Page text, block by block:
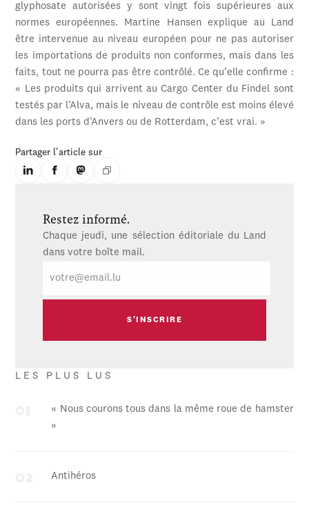
glyphosate autorisées y sont vingt fois supérieures aux
normes européennes. Martine Hansen explique au Land
être intervenue au niveau européen pour ne pas autoriser
les importations de produits non conformes, mais dans les
faits, tout ne pourra pas être contrôlé. Ce qu’elle confirme :
« Les produits qui arrivent au Cargo Center du Findel sont
testés par l’Alva, mais le niveau de contrôle est moins élevé
dans les ports d’Anvers ou de Rotterdam, c’est vrai. »
Partager l'article sur
Restez informé.
Chaque jeudi, une sélection éditoriale du Land
dans votre boîte mail.
mail
LES PLUS LUS
« Nous courons tous dans la même roue de hamster
»
Antihéros